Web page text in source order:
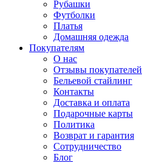
Рубашки
Футболки
Платья
Домашняя одежда
Покупателям
О нас
Отзывы покупателей
Бельевой стайлинг
Контакты
Доставка и оплата
Подарочные карты
Политика
Возврат и гарантия
Сотрудничество
Блог